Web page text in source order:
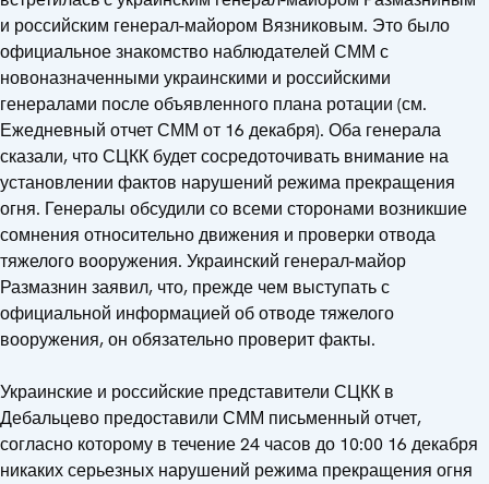
и российским генерал-майором Вязниковым. Это было
официальное знакомство наблюдателей СММ с
новоназначенными украинскими и российскими
генералами после объявленного плана ротации (см.
Ежедневный отчет СММ от 16 декабря). Оба генерала
сказали, что СЦКК будет сосредоточивать внимание на
установлении фактов нарушений режима прекращения
огня. Генералы обсудили со всеми сторонами возникшие
сомнения относительно движения и проверки отвода
тяжелого вооружения. Украинский генерал-майор
Размазнин заявил, что, прежде чем выступать с
официальной информацией об отводе тяжелого
вооружения, он обязательно проверит факты.
Украинские и российские представители СЦКК в
Дебальцево предоставили СММ письменный отчет,
согласно которому в течение 24 часов до 10:00 16 декабря
никаких серьезных нарушений режима прекращения огня